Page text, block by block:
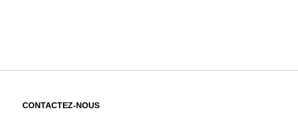
CONTACTEZ-NOUS